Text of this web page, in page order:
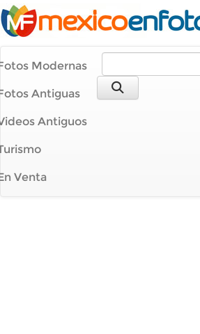
Modernas
Antiguas
Antiguos
Venta